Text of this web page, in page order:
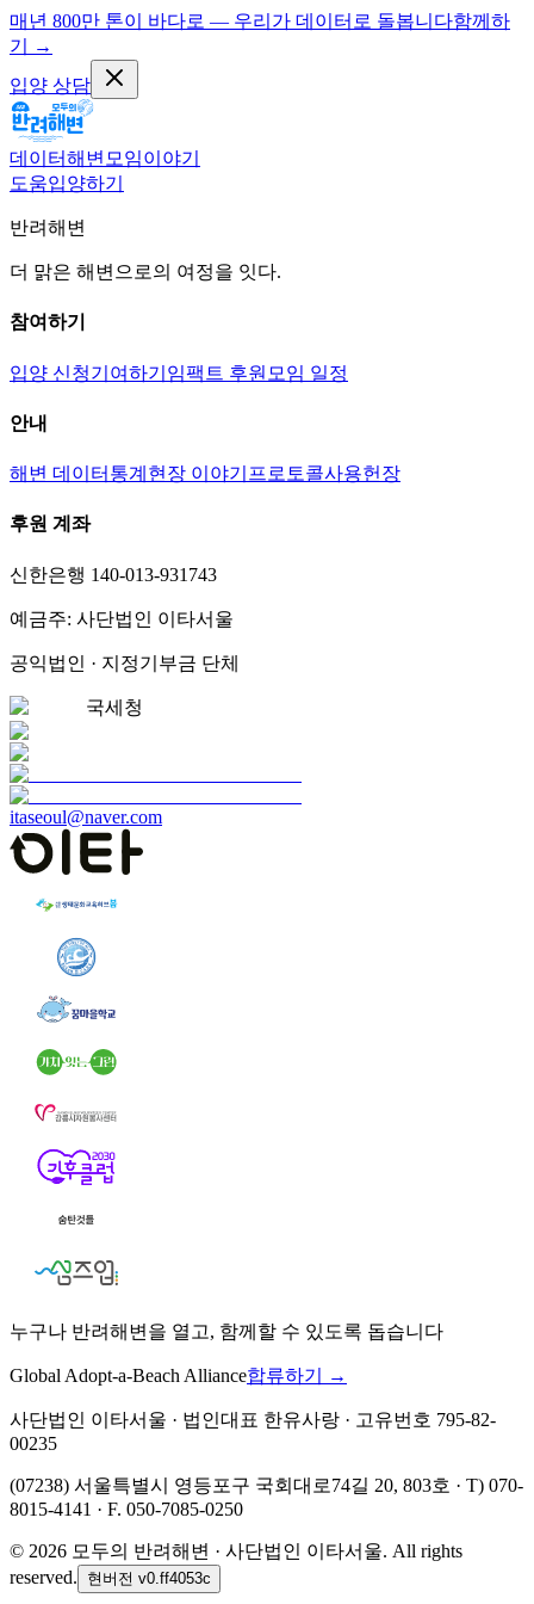
매년 800만 톤이 바다로 — 우리가 데이터로 돌봅니다함께하
기
→
입양 상담
데이터해변 모임이야기
도움입양하기
반려해변
더 맑은 해변으로의 여정을 잇다.
참여하기
입양 신청기여하기 임팩트 후원 모임 일정
안내
해변 데이터 통계 현장 이야기 프로토콜사용헌장
후원 계좌
신한은행 140-013-931743
예금주: 사단법인 이타서울
공익법인 · 지정기부금 단체
국세청
itaseoul@naver.com
누구나 반려해변을 열고, 함께할 수 있도록 돕습니다
Global Adopt-a-Beach Alliance합류하기 →
사단법인 이타서울 · 법인대표 한유사랑 · 고유번호 795-82-
00235
(07238) 서울특별시 영등포구 국회대로74길 20, 803호 · T) 070-
8015-4141 · F. 050-7085-0250
© 2026 모두의 반려해변 · 사단법인 이타서울. All rights
reserved.
현버전 v0.ff4053c